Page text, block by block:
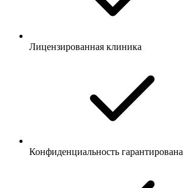
Лицензированная клиника
Конфиденциальность гарантирована